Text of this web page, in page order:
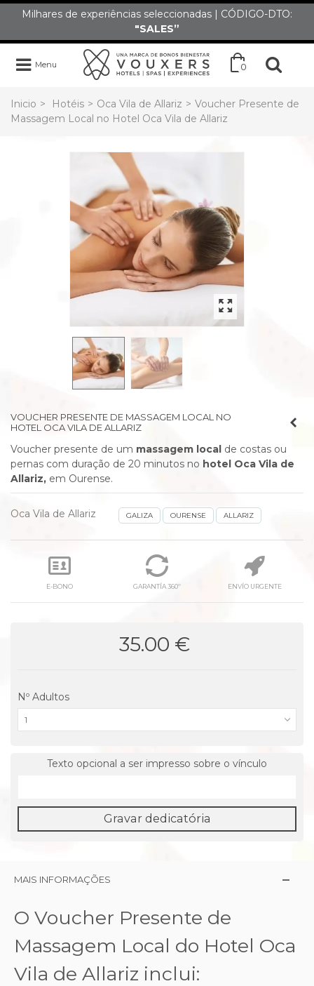
Milhares de experiências seleccionadas | CÓDIGO-DTO:
"SALES”
Menu 0
Inicio > Hotéis > Oca Vila de Allariz > Voucher Presente de
Massagem Local no Hotel Oca Vila de Allariz
VOUCHER PRESENTE DE MASSAGEM LOCAL NO
HOTEL OCA VILA DE ALLARIZ
Voucher presente de um massagem local de costas ou
pernas com duração de 20 minutos no hotel Oca Vila de
Allariz, em Ourense.
Oca Vila de Allariz GALIZA OURENSE ALLARIZ
E-BONO GARANTÍA 360º ENVÍO URGENTE
35.00 €
Nº Adultos
1
Texto opcional a ser impresso sobre o vínculo
Gravar dedicatória
MAIS INFORMAÇÕES
O Voucher Presente de
Massagem Local do Hotel Oca
Vila de Allariz inclui: